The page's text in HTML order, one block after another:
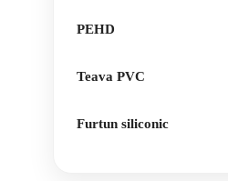
PEHD
Teava PVC
Furtun siliconic